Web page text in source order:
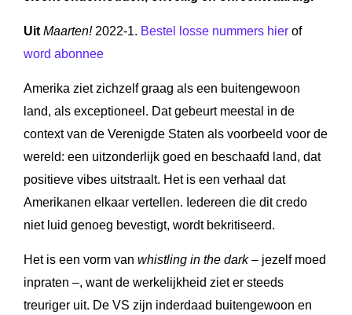
Uit Maarten! 2022-1. Bestel losse nummers hier of
word abonnee
Amerika ziet zichzelf graag als een buitengewoon
land, als exceptioneel. Dat gebeurt meestal in de
context van de Verenigde Staten als voorbeeld voor de
wereld: een uitzonderlijk goed en beschaafd land, dat
positieve vibes uitstraalt. Het is een verhaal dat
Amerikanen elkaar vertellen. Iedereen die dit credo
niet luid genoeg bevestigt, wordt bekritiseerd.
Het is een vorm van whistling in the dark– jezelf moed
inpraten –, want de werkelijkheid ziet er steeds
treuriger uit. De VS zijn inderdaad buitengewoon en